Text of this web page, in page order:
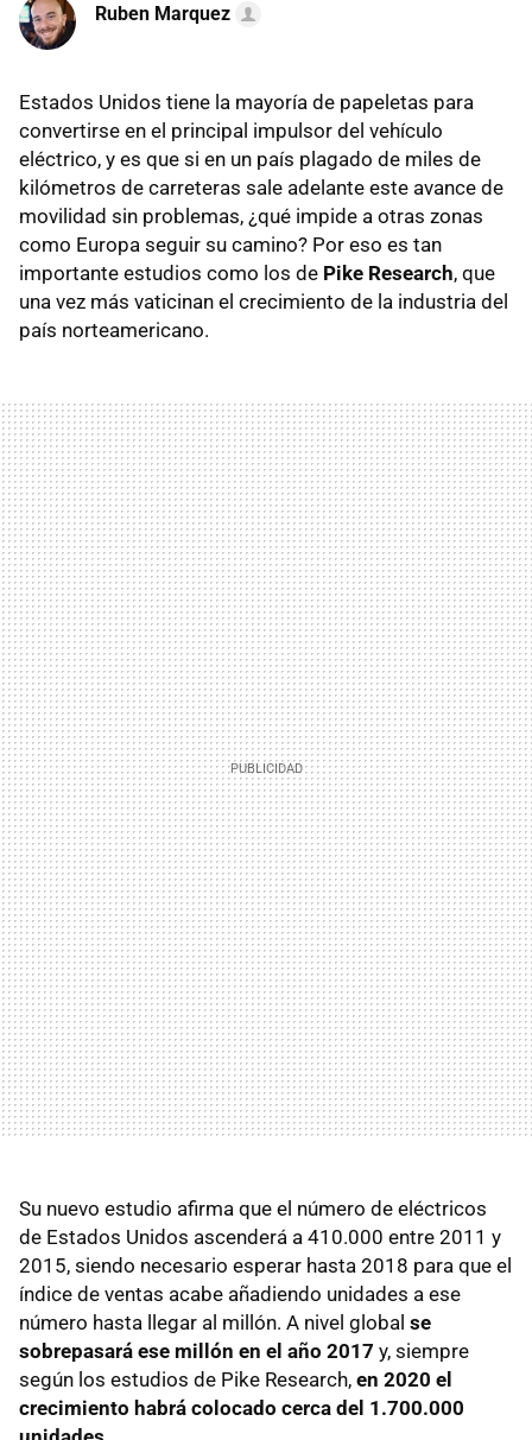
Ruben Marquez
Estados Unidos tiene la mayoría de papeletas para
convertirse en el principal impulsor del vehículo
eléctrico, y es que si en un país plagado de miles de
kilómetros de carreteras sale adelante este avance de
movilidad sin problemas, ¿qué impide a otras zonas
como Europa seguir su camino? Por eso es tan
importante estudios como los de Pike Research, que
una vez más vaticinan el crecimiento de la industria del
país norteamericano.
Su nuevo estudio afirma que el número de eléctricos
de Estados Unidos ascenderá a 410.000 entre 2011 y
2015, siendo necesario esperar hasta 2018 para que el
índice de ventas acabe añadiendo unidades a ese
número hasta llegar al millón. A nivel global se
sobrepasará ese millón en el año 2017 y, siempre
según los estudios de Pike Research, en 2020 el
crecimiento habrá colocado cerca del 1.700.000